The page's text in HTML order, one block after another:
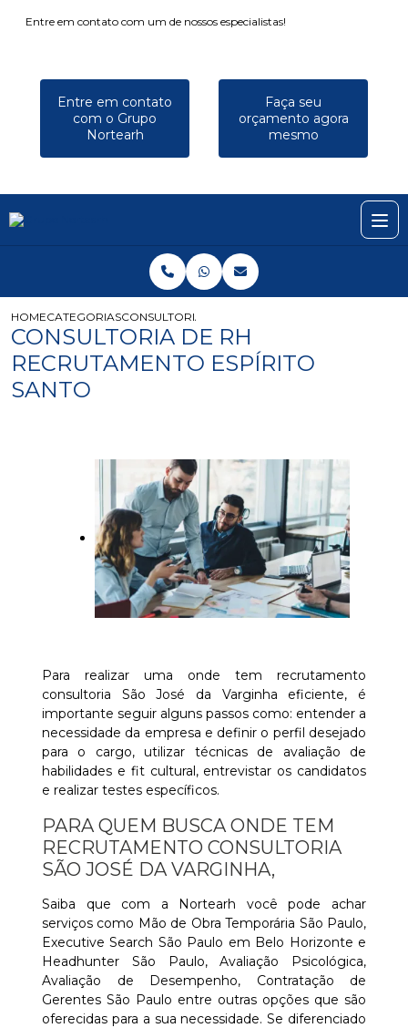
Entre em contato com um de nossos especialistas!
Entre em contato
com o Grupo
Nortearh
Faça seu
orçamento agora
mesmo
HOMECATEGORIASCONSULTORIA DE RH RECRUTAMENTO ESPÍRITO
CONSULTORIA DE RH
RECRUTAMENTO ESPÍRITO
SANTO
Para realizar uma onde tem recrutamento
consultoria São José da Varginha eficiente, é
importante seguir alguns passos como: entender a
necessidade da empresa e definir o perfil desejado
para o cargo, utilizar técnicas de avaliação de
habilidades e fit cultural, entrevistar os candidatos
e realizar testes específicos.
PARA QUEM BUSCA ONDE TEM
RECRUTAMENTO CONSULTORIA
SÃO JOSÉ DA VARGINHA,
Saiba que com a Nortearh você pode achar
serviços como Mão de Obra Temporária São Paulo,
Executive Search São Paulo em Belo Horizonte e
Headhunter São Paulo, Avaliação Psicológica,
Avaliação de Desempenho, Contratação de
Gerentes São Paulo entre outras opções que são
oferecidas para a sua necessidade. Se diferenciado